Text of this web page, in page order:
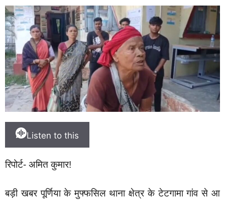
Listen to this
रिपोर्ट- अमित कुमार!
बड़ी खबर पूर्णिया के मुफ्फसिल थाना क्षेत्र के टेटगामा गांव से आ